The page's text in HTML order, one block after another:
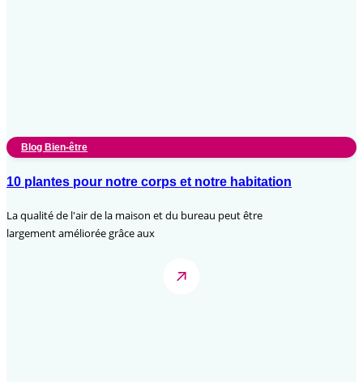
Blog Bien-être
10 plantes pour notre corps et notre habitation
La qualité de l'air de la maison et du bureau peut être
largement améliorée grâce aux